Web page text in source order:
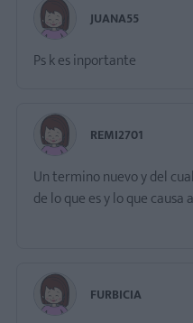
JUANA55
Ps k es inportante
REMI2701
Un termino nuevo y del
de lo que es y lo que
FURBICIA